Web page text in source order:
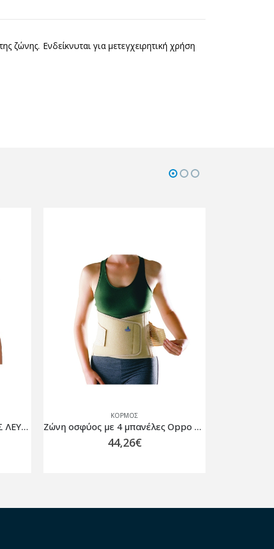
ζώνης. Ενδείκνυται για μετεγχειρητική χρήση
ΟΜΦΑΛΕΠΙΔΕΣΜΟΣ ΠΑΙΔΙΚΟΣ ΛΕΥΚΟΣ I-M OH-506
ΚΟΡΜΌΣ
Ζώνη οσφύος με 4 μπανέλες Oppo 2264 Μπεζ
44,26€